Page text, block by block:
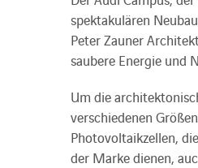
spektakulären
Peter Zauner
saubere Energie und
Um die
verschiedenen
Photovoltaikzellen,
der Marke dienen,